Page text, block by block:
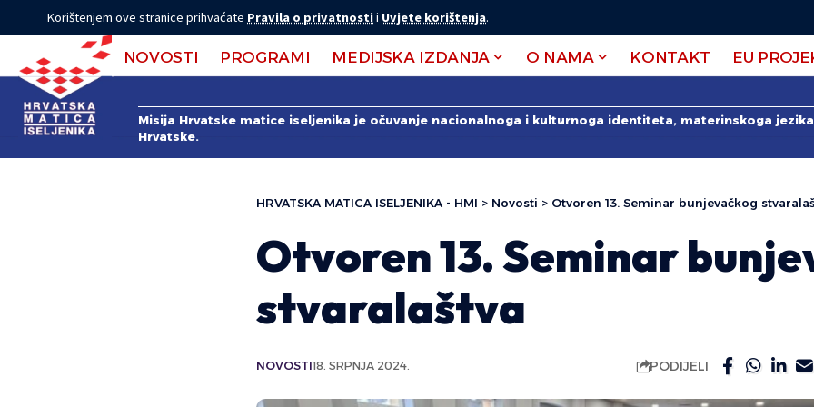
Korištenjem ove stranice prihvaćate Pravila o privatnostii Uvjete korištenja.
NOVOSTI PROGRAMI MEDIJSKA IZDANJA O NAMA KONTAKT EU
Misija Hrvatske matice iseljenika je očuvanje nacionalnoga i kulturnoga identiteta, materinskoga
Hrvatske.
HRVATSKA MATICA ISELJENIKA - HMI > Novosti > Otvoren 13. Seminar bunjevačkog
Otvoren 13. Seminar
stvaralaštva
NOVOSTI18. SRPNJA 2024. PODIJELI